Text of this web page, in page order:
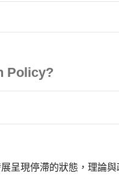
Policy?
呈現停滯的狀態，理論